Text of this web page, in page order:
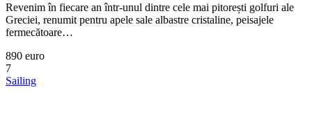
Revenim în fiecare an într-unul dintre cele mai pitorești golfuri ale
Greciei, renumit pentru apele sale albastre cristaline, peisajele
fermecătoare…
890 euro
7
Sailing